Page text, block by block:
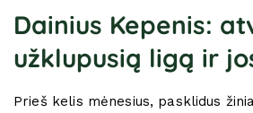
Dainius Kepenis:
užklupusią ligą ir
Prieš kelis mėnesius, pasklidus